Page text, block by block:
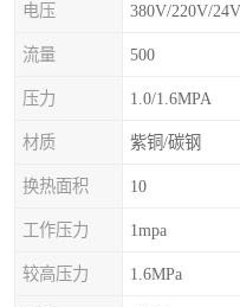
电压 380V/220V/
流量 500
压力 1.0/1.6MPA
材质 紫铜/碳钢
换热面积 10
工作压力 1mpa
较高压力 1.6MPa